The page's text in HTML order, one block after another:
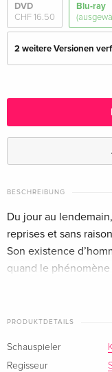
DVD
CHF 16.50
Blu-ray
2 weitere Versionen
Deutsch
Limited Edition,
Französisch
BESCHREIBUNG
Du jour au
reprises et sans
Son existence
quand le phénomène
PRODUKTDETAILS
Schauspieler
Regisseur